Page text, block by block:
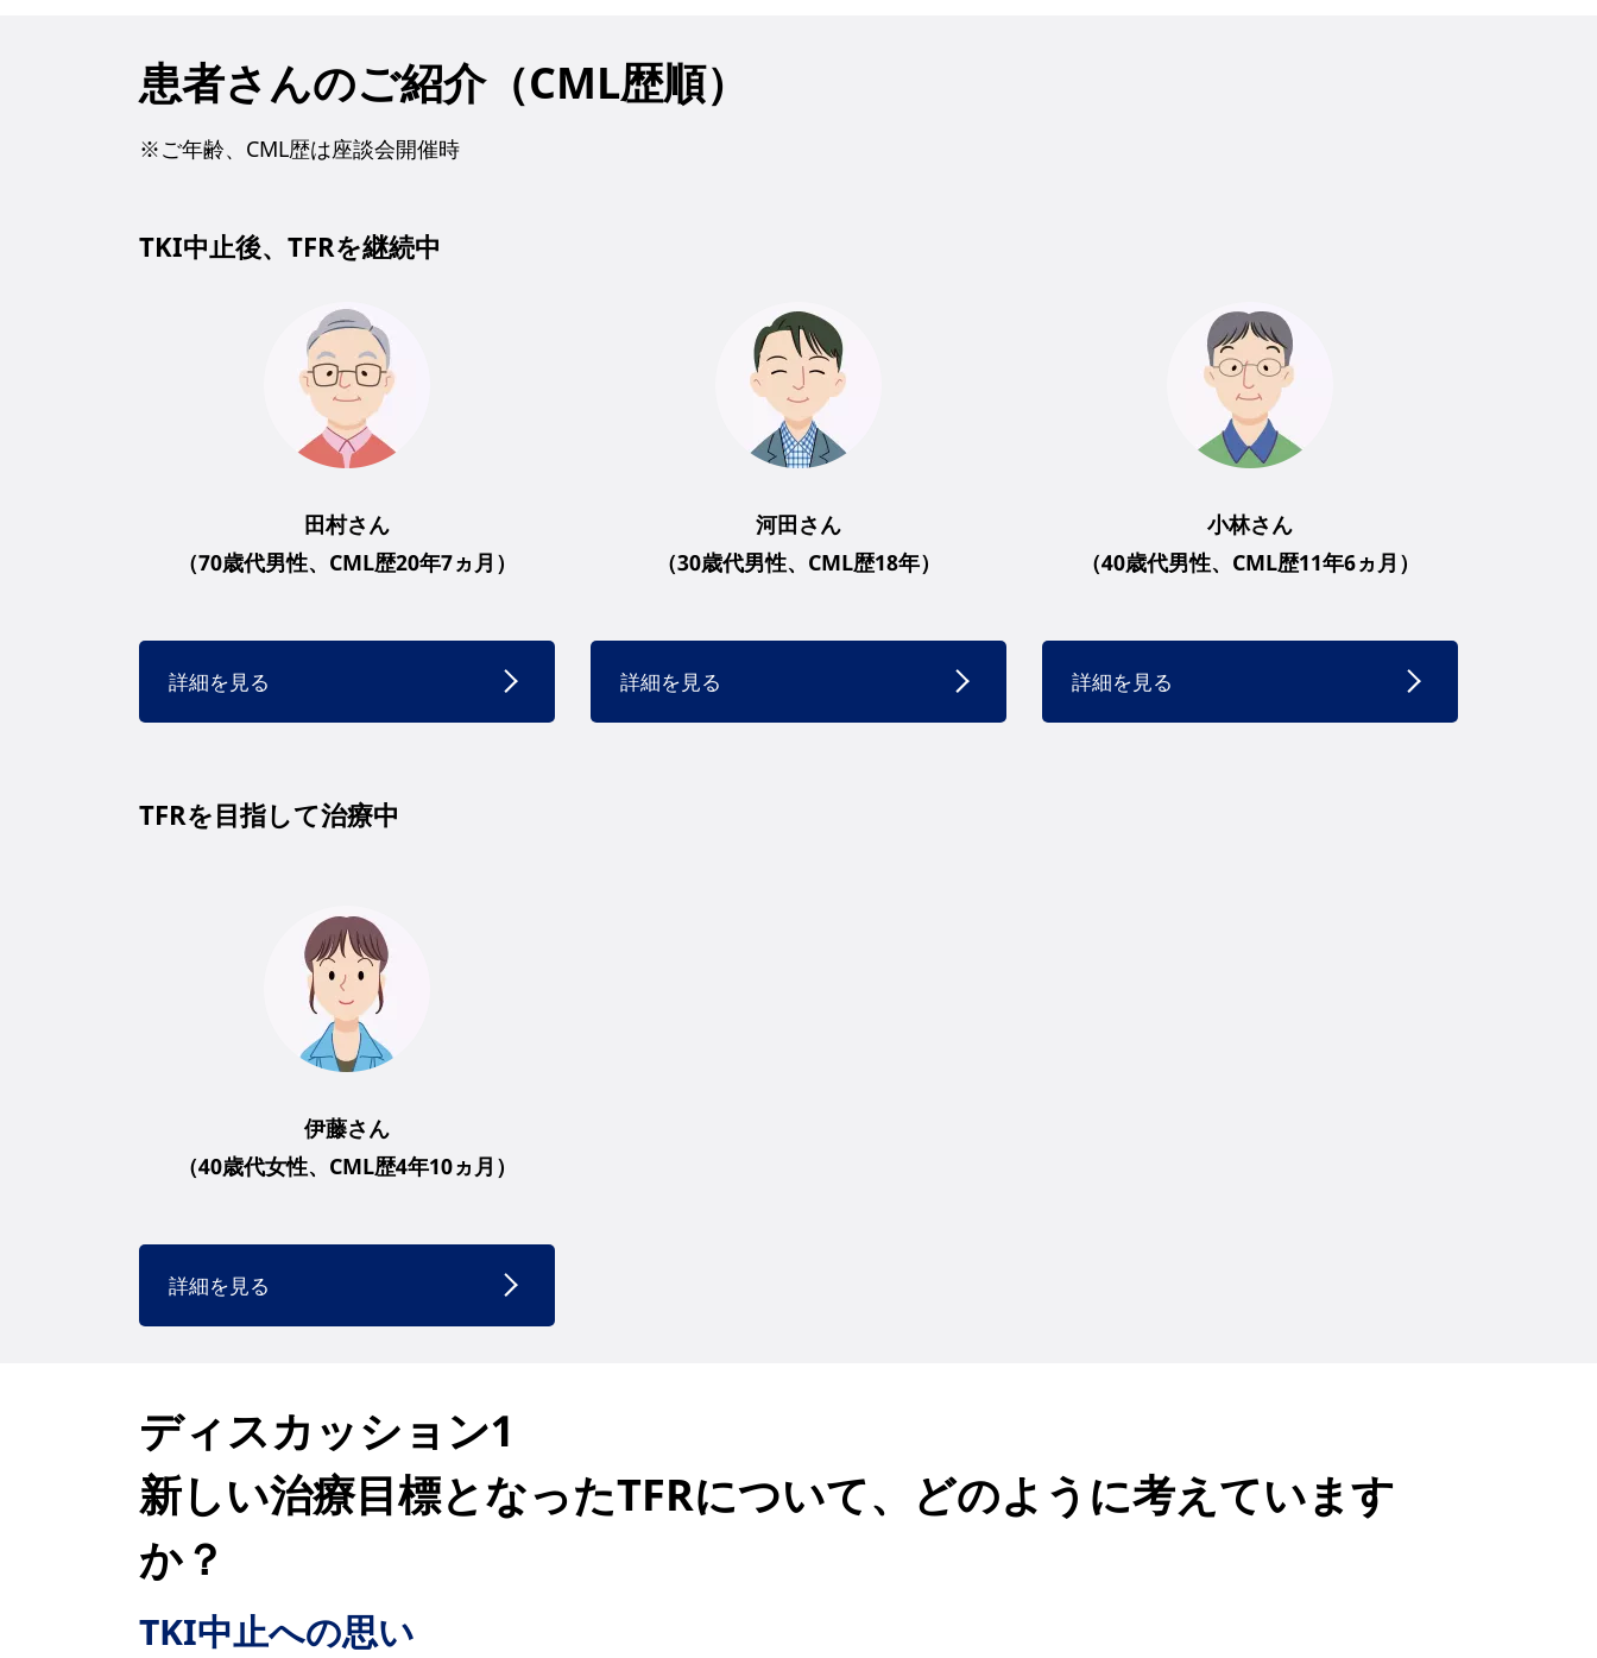
患者さんのご紹介（CML歴順）
※ご年齢、CML歴は座談会開催時
TKI中止後、TFRを継続中
田村さん
（70歳代男性、CML歴20年7ヵ月）
詳細を見る
河田さん
（30歳代男性、CML歴18年）
詳細を見る
小林さん
（40歳代男性、CML歴11年6ヵ月）
詳細を見る
TFRを目指して治療中
伊藤さん
（40歳代女性、CML歴4年10ヵ月）
詳細を見る
ディスカッション1
新しい治療目標となったTFRについて、どのように考えています
か？
TKI中止への思い